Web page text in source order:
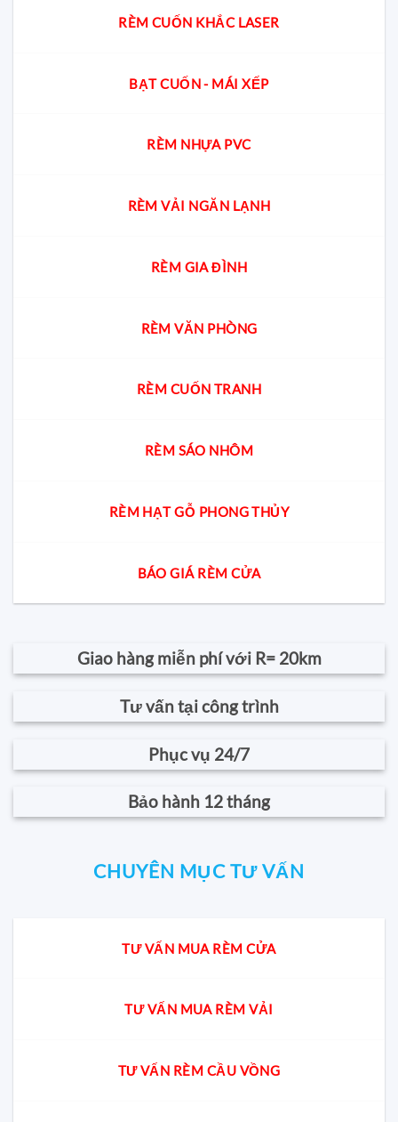
RÈM CUỐN KHẮC LASER
BẠT CUỐN - MÁI XẾP
RÈM NHỰA PVC
RÈM VẢI NGĂN LẠNH
RÈM GIA ĐÌNH
RÈM VĂN PHÒNG
RÈM CUỐN TRANH
RÈM SÁO NHÔM
RÈM HẠT GỖ PHONG THỦY
BÁO GIÁ RÈM CỬA
Giao hàng miễn phí với R= 20km
Tư vấn tại công trình
Phục vụ 24/7
Bảo hành 12 tháng
CHUYÊN MỤC TƯ VẤN
TƯ VẤN MUA RÈM CỬA
TƯ VẤN MUA RÈM VẢI
TƯ VẤN RÈM CẦU VỒNG